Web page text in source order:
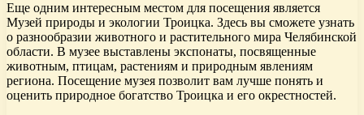
Еще одним интересным местом для посещения является
Музей природы и экологии Троицка. Здесь вы сможете узнать
о разнообразии животного и растительного мира Челябинской
области. В музее выставлены экспонаты, посвященные
животным, птицам, растениям и природным явлениям
региона. Посещение музея позволит вам лучше понять и
оценить природное богатство Троицка и его окрестностей.